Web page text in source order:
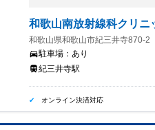
和歌山南放射線科クリニ
和歌山県和歌山市紀三井寺870-2
駐車場：あり
紀三井寺駅
オンライン決済対応